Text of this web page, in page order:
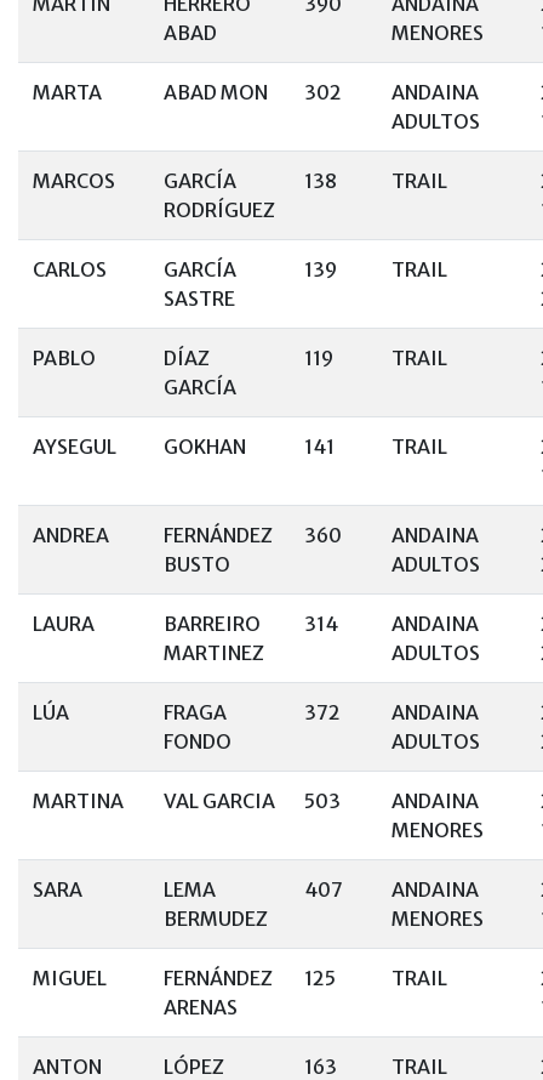
ABAD
MENORES
MARTA ABAD MON 302
ANDAINA
ADULTOS
MARCOS
GARCÍA
RODRÍGUEZ
138 TRAIL
CARLOS
GARCÍA
SASTRE
139 TRAIL
PABLO
DÍAZ
GARCÍA
119 TRAIL
AYSEGUL GOKHAN 141 TRAIL
ANDREA
FERNÁNDEZ
BUSTO
360
ANDAINA
ADULTOS
LAURA
BARREIRO
MARTINEZ
314
ANDAINA
ADULTOS
LÚA
FRAGA
FONDO
372
ANDAINA
ADULTOS
MARTINA VAL GARCIA 503
ANDAINA
MENORES
SARA
LEMA
BERMUDEZ
407
ANDAINA
MENORES
MIGUEL
FERNÁNDEZ
ARENAS
125 TRAIL
ANTON
LÓPEZ
163 TRAIL